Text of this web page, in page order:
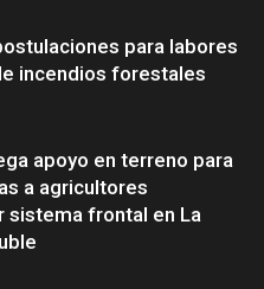
para labores
incendios forestales
apoyo en terreno para
a agricultores
sistema frontal en La